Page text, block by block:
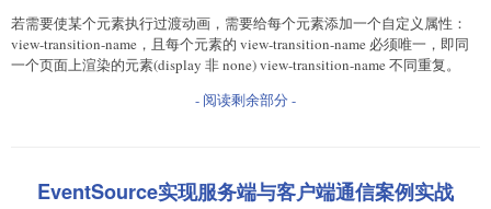
若需要使某个元素执行过渡动画，需要给每个元素添加一个自定义属性：
view-transition-name，且每个元素的 view-transition-name 必须唯一，即同
一个页面上渲染的元素(display 非 none) view-transition-name 不同重复。
- 阅读剩余部分 -
EventSource实现服务端与客户端通信案例实战